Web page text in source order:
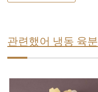
관련했어 냉동 육분